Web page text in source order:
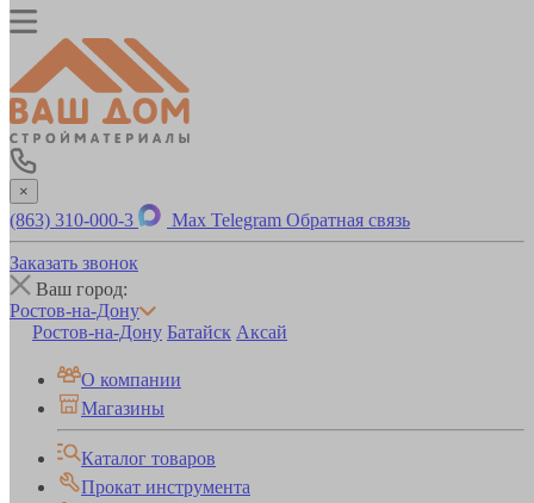
×
(863) 310-000-3 Max Telegram Обратная связь
Заказать звонок
Ваш город:
Ростов-на-Дону
Ростов-на-Дону Батайск Аксай
О компании
Магазины
Каталог товаров
Прокат инструмента